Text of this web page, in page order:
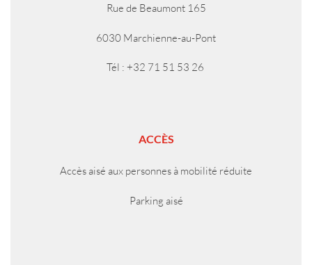
Rue de Beaumont 165
6030 Marchienne-au-Pont
Tél : +32 71 51 53 26
ACCÈS
Accès aisé aux personnes à mobilité réduite
Parking aisé